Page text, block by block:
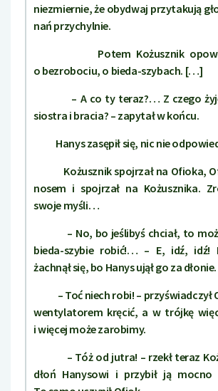
niezmiernie, że obydwaj przytakują
nań przychylnie.
Potem Kożusznik
o bezrobociu, o bieda-szybach. […]
– A co ty teraz?… Z czego
siostra i bracia? – zapytał w końcu.
Hanys zasępił się, nic nie
Kożusznik spojrzał na Ofioka,
nosem i spojrzał na Kożusznika.
swoje myśli…
– No, bo jeślibyś chciał, to
bieda-szybie robić!… – E, idź, idź!
żachnął się, bo Hanys ujął go za dłonie.
– Toć niech robi! – przyświadczył
wentylatorem kręcić, a w trójkę
i więcej może zarobimy.
– Tóż od jutra! – rzekł teraz
dłoń Hanysowi i przybił ją mocno